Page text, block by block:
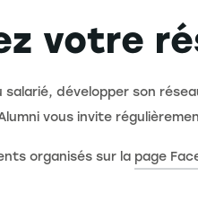
votre
développer son
vous invite
organisés sur la page